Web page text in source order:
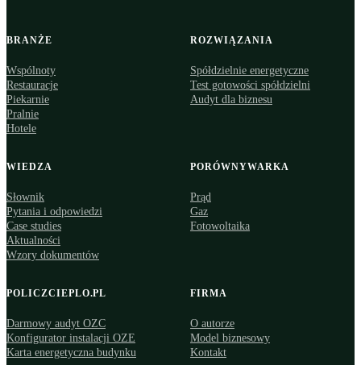
BRANŻE
Wspólnoty
Restauracje
Piekarnie
Pralnie
Hotele
ROZWIĄZANIA
Spółdzielnie energetyczne
Test gotowości spółdzielni
Audyt dla biznesu
WIEDZA
Słownik
Pytania i odpowiedzi
Case studies
Aktualności
Wzory dokumentów
PORÓWNYWARKA
Prąd
Gaz
Fotowoltaika
POLICZCIEPLO.PL
Darmowy audyt OZC
Konfigurator instalacji OZE
Karta energetyczna budynku
FIRMA
O autorze
Model biznesowy
Kontakt